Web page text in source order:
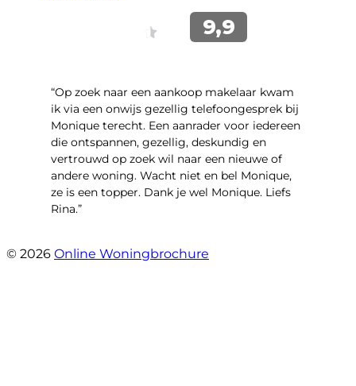
“Op zoek naar een aankoop makelaar kwam
ik via een onwijs gezellig telefoongesprek bij
Monique terecht. Een aanrader voor iedereen
die ontspannen, gezellig, deskundig en
vertrouwd op zoek wil naar een nieuwe of
andere woning. Wacht niet en bel Monique,
ze is een topper. Dank je wel Monique. Liefs
Rina.”
© 2026 Online Woningbrochure